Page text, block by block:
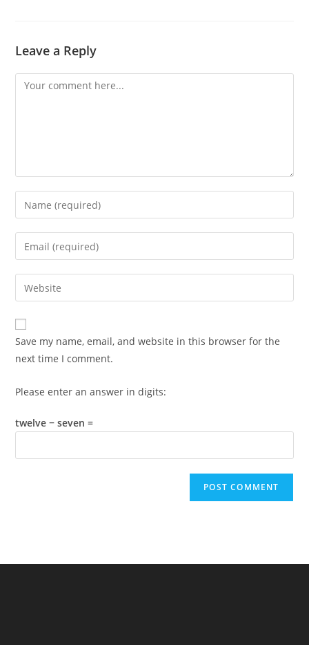
Leave a Reply
Comment
Enter
your
name
comment
Enter
your
email
address
comment
Enter
your
website
URL
(optional)
Save my name, email, and website in this browser for the
next time I comment.
Please enter an answer in digits:
twelve − seven =